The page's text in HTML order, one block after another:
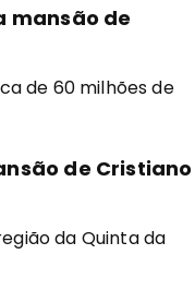
mansão de
de 60 milhões de
de Cristiano
da Quinta da